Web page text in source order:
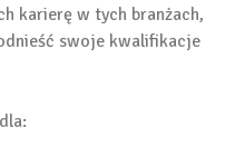
karierę w tych branżach,
swoje kwalifikacje